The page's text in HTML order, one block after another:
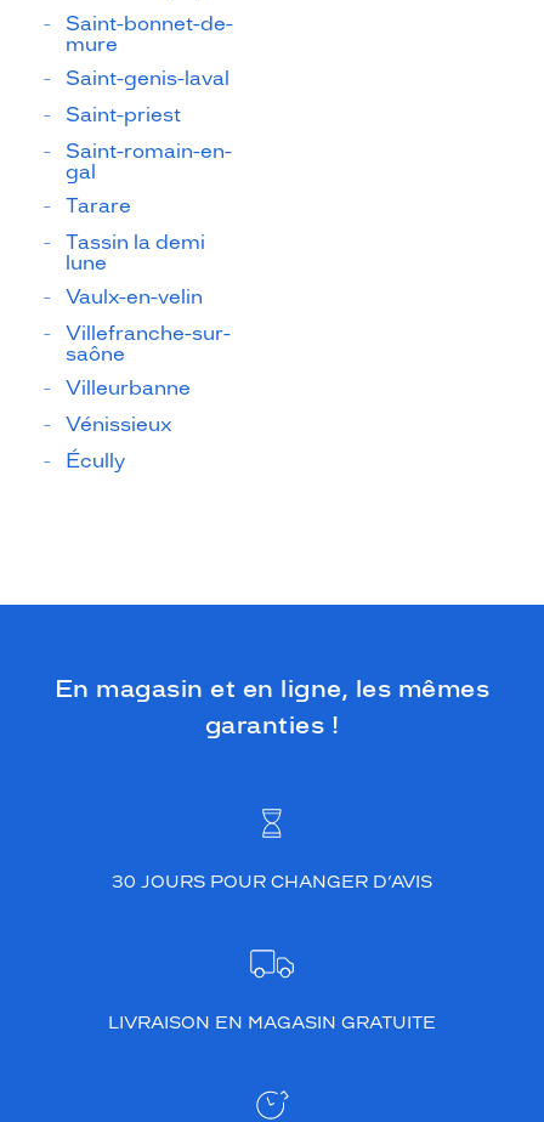
Saint-bonnet-de-
mure
Saint-genis-laval
Saint-priest
Saint-romain-en-
gal
Tarare
Tassin la demi
lune
Vaulx-en-velin
Villefranche-sur-
saône
Villeurbanne
Vénissieux
Écully
En magasin et en ligne, les mêmes
garanties !
30 JOURS POUR CHANGER D’AVIS
LIVRAISON EN MAGASIN GRATUITE